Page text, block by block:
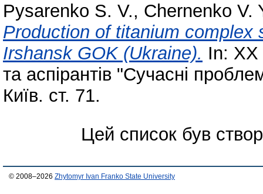
Pysarenko S. V., Chernenko V.
Production of titanium
Irshansk GOK (Ukraine). In: XX
та аспірантів "Сучасні
Київ. ст. 71.
Цей список був
© 2008–2026 Zhytomyr Ivan Franko State University